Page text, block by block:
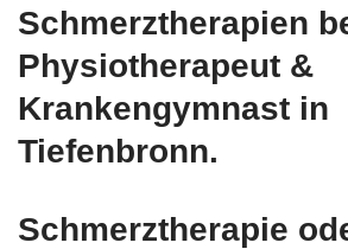
Schmerztherapien
Physiotherapeut &
Krankengymnast in
Tiefenbronn.
Schmerztherapie